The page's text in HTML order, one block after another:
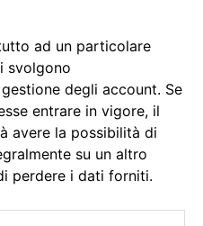
ad un particolare
svolgono
degli account. Se
entrare in vigore, il
avere la possibilità di
su un altro
perdere i dati forniti.